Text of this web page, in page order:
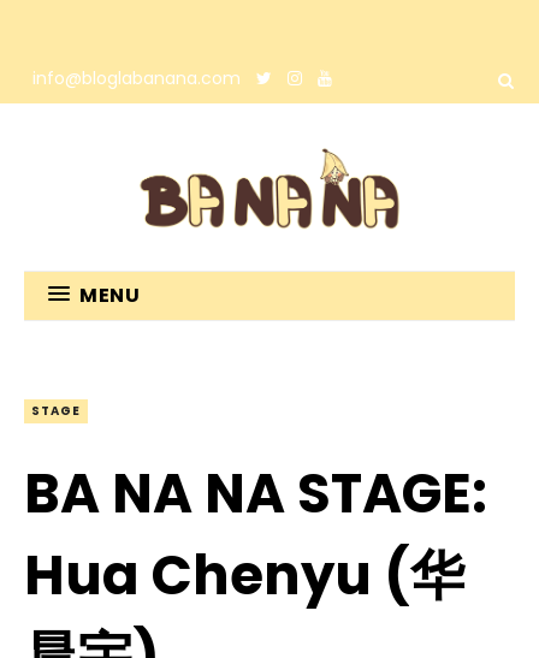
info@bloglabanana.com
MENU
STAGE
BA NA NA STAGE:
Hua Chenyu (华